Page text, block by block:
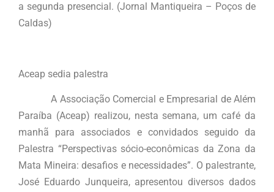
a segunda presencial. (Jornal Mantiqueira – Poços de
Caldas)
Aceap sedia palestra
A Associação Comercial e Empresarial de Além
Paraíba (Aceap) realizou, nesta semana, um café da
manhã para associados e convidados seguido da
Palestra “Perspectivas sócio-econômicas da Zona da
Mata Mineira: desafios e necessidades”. O palestrante,
José Eduardo Junqueira, apresentou diversos dados